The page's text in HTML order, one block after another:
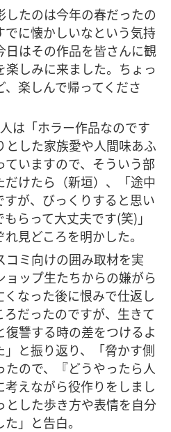
たのは今年の春だったの
に懐かしいなという気持
日はその作品を皆さんに観
しみに来ました。ちょっ
楽しんで帰ってくださ
は「ホラー作品なのです
した家族愛や人間味あふ
いますので、そういう部
だけたら （新垣）、「途中
が、びっくりすると思い
らって大丈夫です(笑)」
見どころを明かした。
ミ向けの囲み取材を実
ップ生たちからの嫌がら
なった後に恨みで仕返し
だったのですが、生きて
讐する時の差をつけるよ
」と振り返り、「脅かす側
ので、『どうやったら人
えながら役作りをしまし
とした歩き方や表情を自分
」と告白。